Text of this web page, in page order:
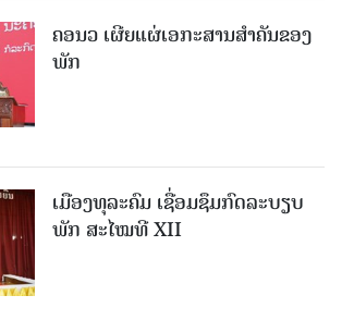
ຄອນວ ເຜີຍແຜ່ເອກະສານສໍາຄັນຂອງ
ພັກ
ເມືອງທຸລະຄົມ ເຊື່ອມຊຶມກົດລະບຽບ
ພັກ ສະໄໝທີ XII